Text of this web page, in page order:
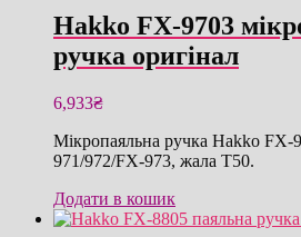
Hakko FX-9703
ручка оригінал
6,933₴
Мікропаяльна ручка Hakko FX-
971/972/FX-973, жала T50.
Додати в кошик